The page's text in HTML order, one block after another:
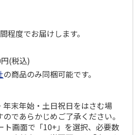
度でお届けします。
(税込)
の商品のみ同梱可能です。
末年始・土日祝日をはさむ場
であらかじめご了承ください。
画面で「10+」を選択、必要数